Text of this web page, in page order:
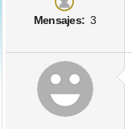
Mensajes: 3